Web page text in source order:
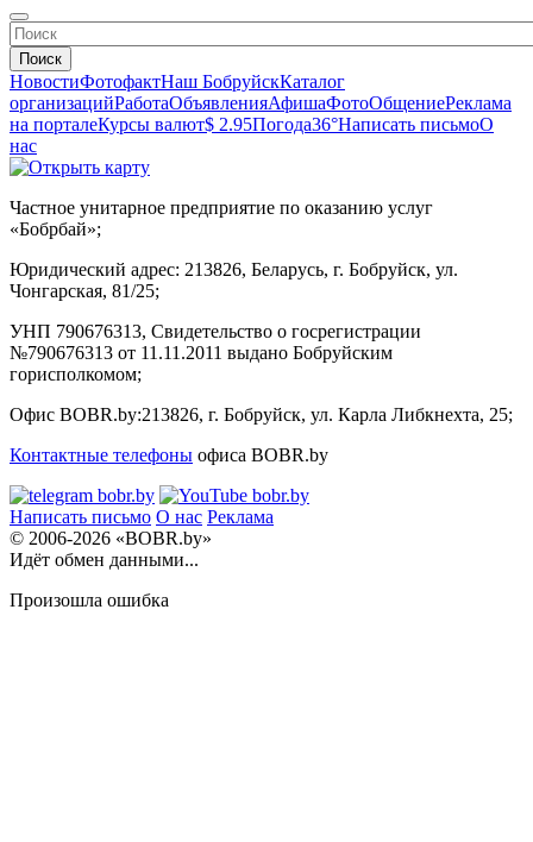
Поиск
НовостиФотофактНаш БобруйскКаталог
организацийРаботаОбъявленияАфишаФотоОбщениеРеклама
на порталеКурсы валют$ 2.95Погода36°Написать письмоО
нас
Частное унитарное предприятие по оказанию услуг
«Бобрбай»;
Юридический адрес: 213826, Беларусь, г. Бобруйск, ул.
Чонгарская, 81/25;
УНП 790676313, Свидетельство о госрегистрации
№790676313 от 11.11.2011 выдано Бобруйским
горисполкомом;
Офис BOBR.by:213826, г. Бобруйск, ул. Карла Либкнехта, 25;
Контактные телефоны офиса BOBR.by
Написать письмо О нас Реклама
© 2006-2026 «BOBR.by»
Идёт обмен данными...
Произошла ошибка